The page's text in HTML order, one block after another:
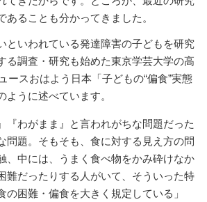
あることも分かってきました。
いわれている発達障害の子どもを研究
る調査・研究も始めた東京学芸大学の高
ースおはよう日本「子どもの“偏食”実態
ように述べています。
『わがまま』と言われがちな問題だった
問題。そもそも、食に対する見え方の問
、中には、うまく食べ物をかみ砕けなか
難だったりする人がいて、そういった特
の困難・偏食を大きく規定している」